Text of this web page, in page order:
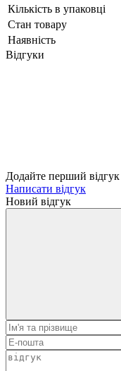
Кількість в упаковці
Стан товару
Наявність
Відгуки
Додайте перший відгук
Написати відгук
Новий відгук